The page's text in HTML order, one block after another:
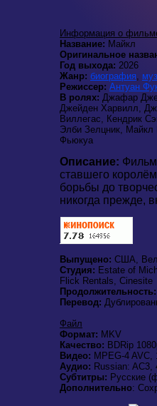
Информация о
Название: Майкл
Оригинальное
Год выхода: 2026
Жанр: биография,
Режиссер: Антуан
В ролях: Джафар
Джейден Харвилл,
Виллегас, Кендрик
Элби Зелцник,
Фьюкуа
Описание: Фильм
ставшего
борьбы до
никогда прежде,
Выпущено: США,
Студия: Estate of
Flick Rentals, Cinesite
Продолжительность:
Перевод:
Файл
Формат: MKV
Качество: BDRip
Видео: MPEG-4
Аудио: Russian:
Субтитры: Русские
Дополнительно: